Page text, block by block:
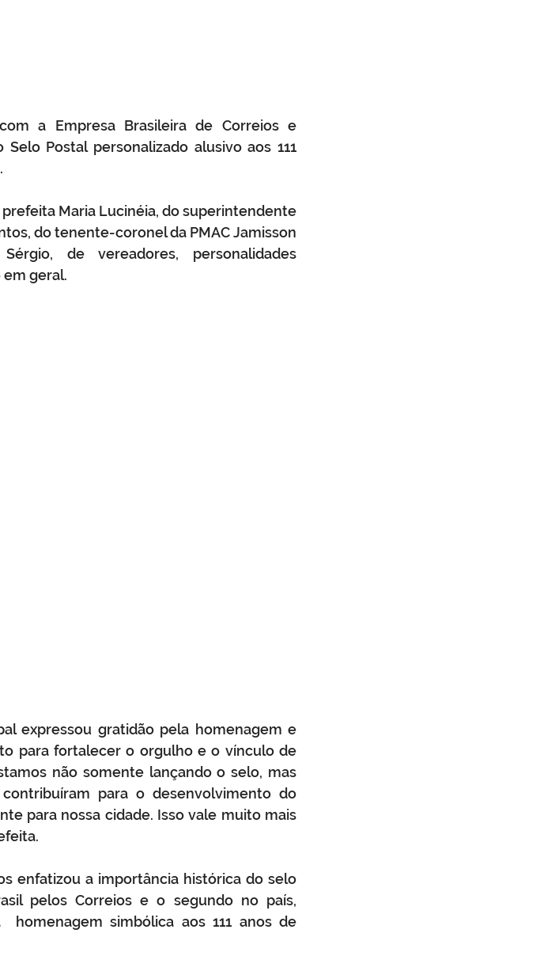
a Empresa Brasileira de Correios e
Postal personalizado alusivo aos 111
Maria Lucinéia, do superintendente
do tenente-coronel da PMAC Jamisson
de vereadores, personalidades
em geral.
expressou gratidão pela homenagem e
para fortalecer o orgulho e o vínculo de
não somente lançando o selo, mas
para o desenvolvimento do
para nossa cidade. Isso vale muito mais
enfatizou a importância histórica do selo
pelos Correios e o segundo no país,
homenagem simbólica aos 111 anos de